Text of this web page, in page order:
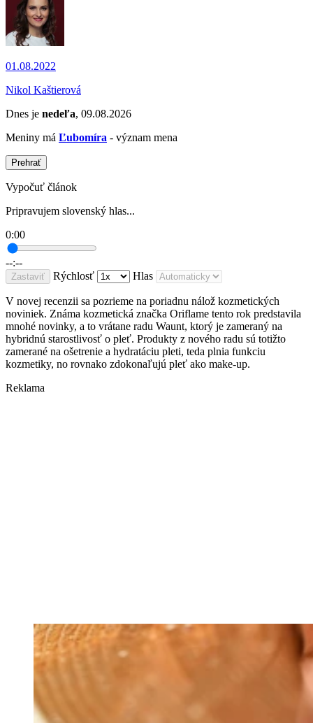
01.08.2022
Nikol Kaštierová
Dnes je nedeľa, 09.08.2026
Meniny má Ľubomíra - význam mena
Prehrať
Vypočuť článok
Pripravujem slovenský hlas...
0:00
--:--
Zastaviť Rýchlosť Hlas
V novej recenzii sa pozrieme na poriadnu nálož kozmetických
noviniek. Známa kozmetická značka Oriflame tento rok predstavila
mnohé novinky, a to vrátane radu Waunt, ktorý je zameraný na
hybridnú starostlivosť o pleť. Produkty z nového radu sú totižto
zamerané na ošetrenie a hydratáciu pleti, teda plnia funkciu
kozmetiky, no rovnako zdokonaľujú pleť ako make-up.
Reklama